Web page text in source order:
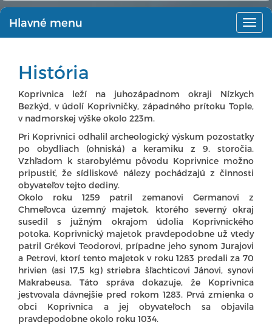
Hlavné menu
História
Koprivnica leží na juhozápadnom okraji Nízkych
Bezkýd, v údolí Koprivničky, západného prítoku Tople,
v nadmorskej výške okolo 223m.
Pri Koprivnici odhalil archeologický výskum pozostatky
po obydliach (ohniská) a keramiku z 9. storočia.
Vzhľadom k starobylému pôvodu Koprivnice možno
pripustiť, že sídliskové nálezy pochádzajú z činnosti
obyvateľov tejto dediny.
Okolo roku 1259 patril zemanovi Germanovi z
Chmeľovca územný majetok, ktorého severný okraj
susedil s južným okrajom údolia Koprivnického
potoka. Koprivnický majetok pravdepodobne už vtedy
patril Grékovi Teodorovi, prípadne jeho synom Jurajovi
a Petrovi, ktorí tento majetok v roku 1283 predali za 70
hrivien (asi 17,5 kg) striebra šľachticovi Jánovi, synovi
Makrabeusa. Táto správa dokazuje, že Koprivnica
jestvovala dávnejšie pred rokom 1283. Prvá zmienka o
obci Koprivnica a jej obyvateľoch sa objavila
pravdepodobne okolo roku 1034.